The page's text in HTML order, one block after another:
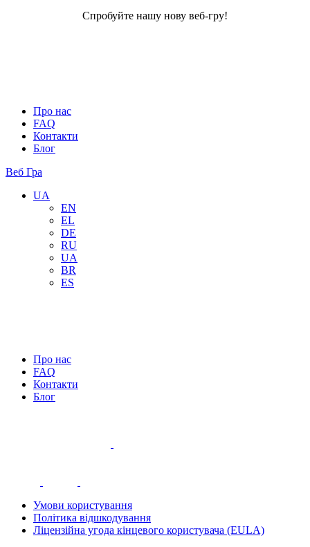
Спробуйте нашу нову веб-гру!
Про нас
FAQ
Контакти
Блог
Веб Гра
UA
EN
EL
DE
RU
UA
BR
ES
Про нас
FAQ
Контакти
Блог
Умови користування
Політика відшкодування
Ліцензійна угода кінцевого користувача (EULA)